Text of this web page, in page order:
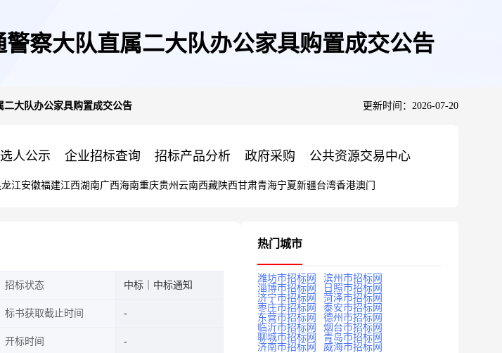
察大队直属二大队办公家具购置成交公告
大队办公家具购置成交公告 更新时间：2026-07-20
人公示 企业招标查询 招标产品分析 政府采购 公共资源交易中心
江安徽福建江西湖南广西海南重庆贵州 云南西藏陕西甘肃青海宁夏新疆台湾香港澳门
招标状态 中标｜中标通知
标书获取截止时间
开标时间
热门城市
潍坊市招标网
滨州市招标网
淄博市招标网
日照市招标网
济宁市招标网
菏泽市招标网
枣庄市招标网
泰安市招标网
东营市招标网
德州市招标网
临沂市招标网
烟台市招标网
聊城市招标网
青岛市招标网
济南市招标网
威海市招标网